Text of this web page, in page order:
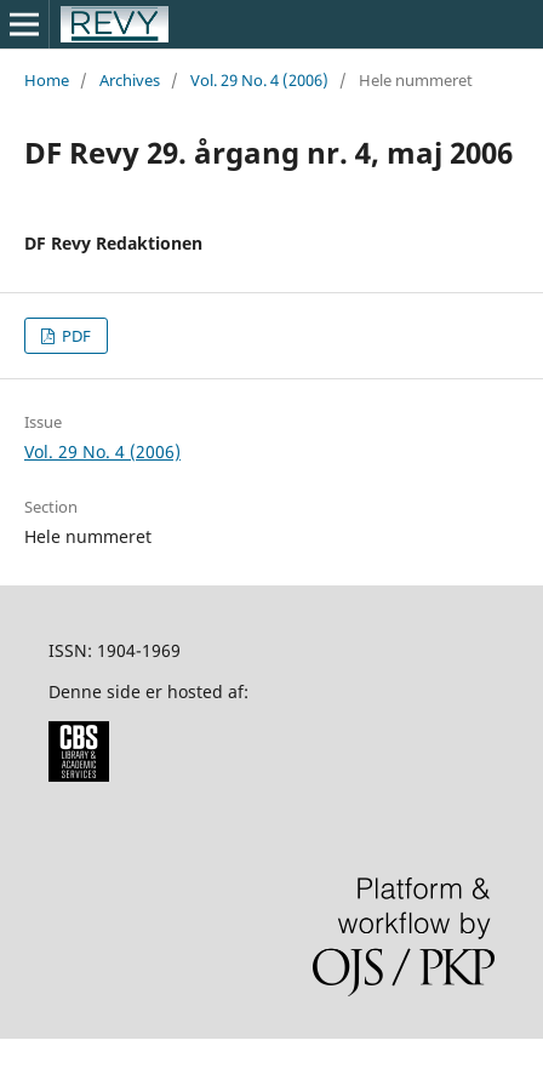
Home / Archives / Vol. 29 No. 4 (2006) / Hele nummeret
DF Revy 29. årgang nr. 4, maj 2006
DF Revy Redaktionen
PDF
Issue
Vol. 29 No. 4 (2006)
Section
Hele nummeret
ISSN: 1904-1969
Denne side er hosted af: